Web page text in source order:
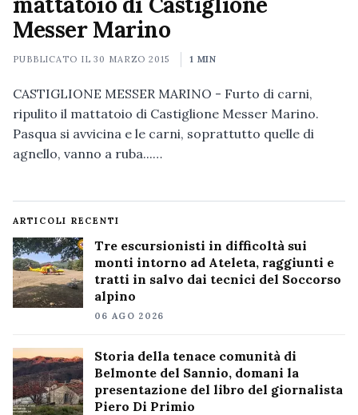
Messer Marino
PUBBLICATO IL30 MARZO 2015 1 MIN
CASTIGLIONE MESSER MARINO - Furto di carni,
ripulito il mattatoio di Castiglione Messer Marino.
Pasqua si avvicina e le carni, soprattutto quelle di
agnello, vanno a ruba...…
ARTICOLI RECENTI
Tre escursionisti in difficoltà sui
monti intorno ad Ateleta, raggiunti e
tratti in salvo dai tecnici del Soccorso
alpino
06 AGO 2026
Storia della tenace comunità di
Belmonte del Sannio, domani la
presentazione del libro del giornalista
Piero Di Primio